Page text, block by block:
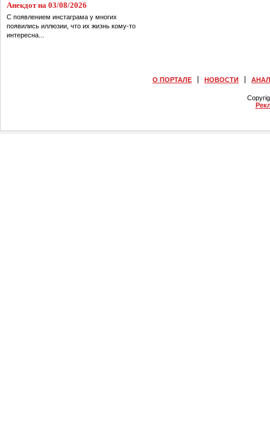
Анекдот на 03/08/2026
С появлением инстаграма у многих
появились иллюзии, что их жизнь кому-то
интересна...
О ПОРТАЛЕ НОВОСТИ